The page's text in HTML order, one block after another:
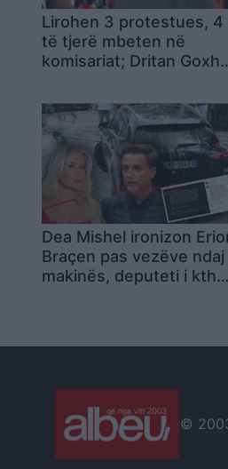
Lirohen 3 protestues, 4
të tjerë mbeten në
komisariat; Dritan
policisë dhe qytetarëve,
shoqërimi i paligjshëm
Dea Mishel ironizon
Braçen pas vezëve ndaj
makinës, deputeti i kthen
©